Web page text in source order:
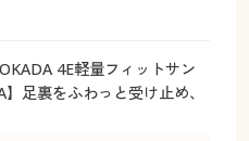
注文
4E軽量フィットサン
足裏をふわっと受け止め、